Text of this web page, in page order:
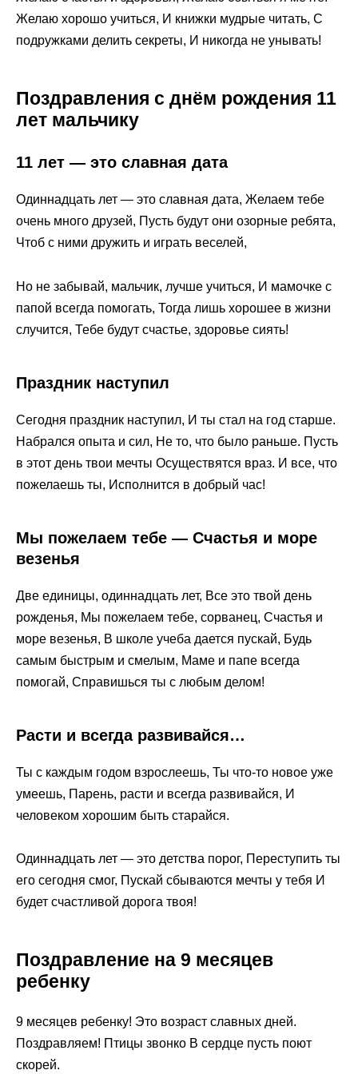
Желаю хорошо учиться, И книжки мудрые читать, С
подружками делить секреты, И никогда не унывать!
Поздравления с днём рождения 11
лет мальчику
11 лет — это славная дата
Одиннадцать лет — это славная дата, Желаем тебе
очень много друзей, Пусть будут они озорные ребята,
Чтоб с ними дружить и играть веселей,
Но не забывай, мальчик, лучше учиться, И мамочке с
папой всегда помогать, Тогда лишь хорошее в жизни
случится, Тебе будут счастье, здоровье сиять!
Праздник наступил
Сегодня праздник наступил, И ты стал на год старше.
Набрался опыта и сил, Не то, что было раньше. Пусть
в этот день твои мечты Осуществятся враз. И все, что
пожелаешь ты, Исполнится в добрый час!
Мы пожелаем тебе — Счастья и море
везенья
Две единицы, одиннадцать лет, Все это твой день
рожденья, Мы пожелаем тебе, сорванец, Счастья и
море везенья, В школе учеба дается пускай, Будь
самым быстрым и смелым, Маме и папе всегда
помогай, Справишься ты с любым делом!
Расти и всегда развивайся…
Ты с каждым годом взрослеешь, Ты что-то новое уже
умеешь, Парень, расти и всегда развивайся, И
человеком хорошим быть старайся.
Одиннадцать лет — это детства порог, Переступить ты
его сегодня смог, Пускай сбываются мечты у тебя И
будет счастливой дорога твоя!
Поздравление на 9 месяцев
ребенку
9 месяцев ребенку! Это возраст славных дней.
Поздравляем! Птицы звонко В сердце пусть поют
скорей.